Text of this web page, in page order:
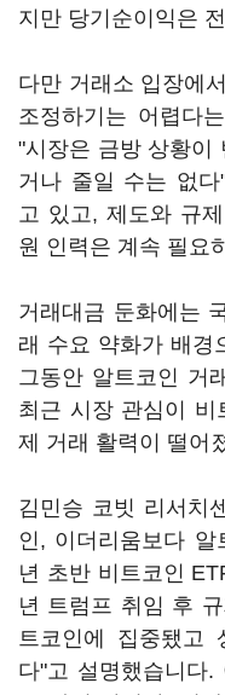
지만 당기순이익은
다만 거래소 입장에
조정하기는 어렵다
"시장은 금방 상황이
거나 줄일 수는 없
고 있고, 제도와 규
원 인력은 계속 필요
거래대금 둔화에는
래 수요 약화가 배경
그동안 알트코인 거
최근 시장 관심이 비
제 거래 활력이 떨어
김민승 코빗 리서치
인, 이더리움보다
년 초반 비트코인
년 트럼프 취임 후
트코인에 집중됐고
다"고 설명했습니다.